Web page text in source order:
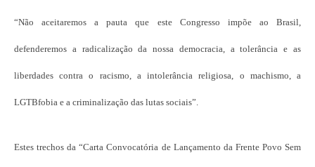
“Não aceitaremos a pauta que este Congresso impõe ao Brasil,
defenderemos a radicalização da nossa democracia, a tolerância e as
liberdades contra o racismo, a intolerância religiosa, o machismo, a
LGTBfobia e a criminalização das lutas sociais”.
Estes trechos da “Carta Convocatória de Lançamento da Frente Povo Sem